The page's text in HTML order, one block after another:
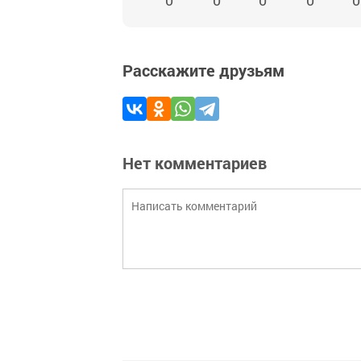
Расскажите друзьям
Нет комментариев